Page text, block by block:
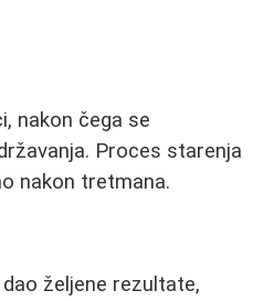
nakon čega se
Proces starenja
nakon tretmana.
željene rezultate,